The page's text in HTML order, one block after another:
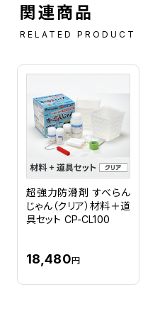
関連商品
RELATED PRODUCT
超強力防滑剤 すべらん
じゃん（クリア）材料＋道
具セット CP-CL100
18,480円